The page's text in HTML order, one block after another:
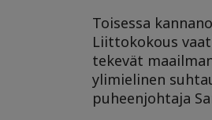
Toisessa
Liittokokous
tekevät
ylimielinen
puheenjohtaja